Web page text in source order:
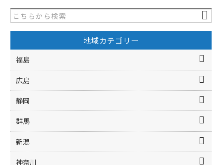
地域カテゴリー
福島
広島
静岡
群馬
新潟
神奈川